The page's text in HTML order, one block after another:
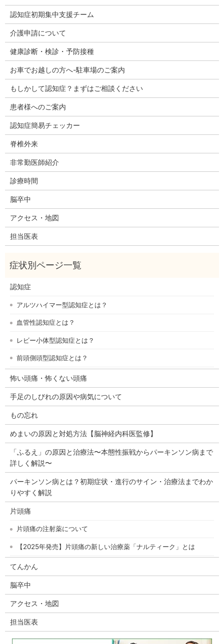
認知症初期集中支援チーム
介護申請について
健康診断・検診・予防接種
お車でお越しの方へ-駐車場のご案内
もしかして認知症？まずはご相談ください
患者様へのご案内
認知症簡易チェッカー
脊椎外来
非常勤医師紹介
診療時間
脳卒中
アクセス・地図
担当医表
認知症
アルツハイマー型認知症とは？
血管性認知症とは？
レビー小体型認知症とは？
前頭側頭型認知症とは？
怖い頭痛・怖くない頭痛
手足のしびれの原因や病気について
もの忘れ
めまいの原因と対処方法【脳神経内科医監修】
「ふるえ」の原因と治療法〜本態性振戦からパーキンソン病まで
詳しく解説〜
パーキンソン病とは？初期症状・進行のサイン・治療法までわか
りやすく解説
片頭痛
片頭痛の注射薬について
【2025年発売】片頭痛の新しい治療薬「ナルティーク」とは
てんかん
脳卒中
アクセス・地図
担当医表